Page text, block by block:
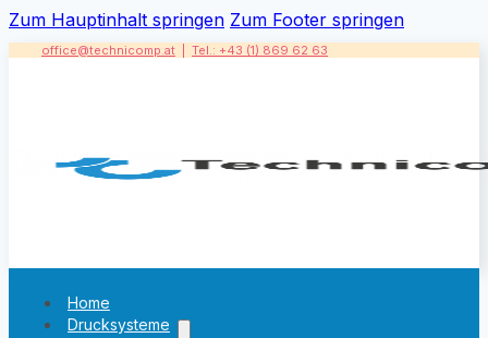
Zum Hauptinhalt springen Zum Footer springen
office@technicomp.at Tel.: +43 (1) 869 62 63
Home
Drucksysteme